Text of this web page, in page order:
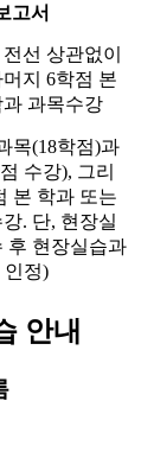
고서
선 상관없이
지 6학점 본
과목수강
목(18학점)과
수강), 그리
본 학과 또는
. 단, 현장실
후 현장실습과
인정)
안내